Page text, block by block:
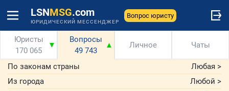
LSNMSG.com
ЮРИДИЧЕСКИЙ МЕССЕНДЖЕР
Вопрос юристу
Юристы
170 065
▼
Вопросы
49 743
▲ Личное Чаты
По законам страны Любая >
Из города
Любой >